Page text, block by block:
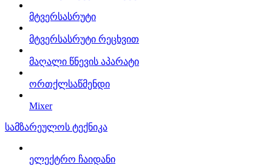
მტვერსასრუტი
მტვერსასრუტი რეცხვით
მაღალი წნევის აპარატი
ორთქლსაწმენდი
Mixer
სამზარეულოს ტექნიკა
ელექტრო ჩაიდანი